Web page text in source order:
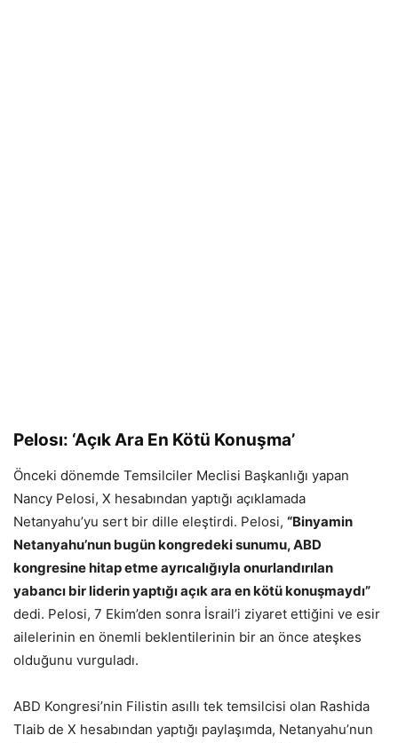
Pelosı: ‘Açık Ara En Kötü Konuşma’
Önceki dönemde Temsilciler Meclisi Başkanlığı yapan
Nancy Pelosi, X hesabından yaptığı açıklamada
Netanyahu’yu sert bir dille eleştirdi. Pelosi, “Binyamin
Netanyahu’nun bugün kongredeki sunumu, ABD
kongresine hitap etme ayrıcalığıyla onurlandırılan
yabancı bir liderin yaptığı açık ara en kötü konuşmaydı”
dedi. Pelosi, 7 Ekim’den sonra İsrail’i ziyaret ettiğini ve esir
ailelerinin en önemli beklentilerinin bir an önce ateşkes
olduğunu vurguladı.
ABD Kongresi’nin Filistin asıllı tek temsilcisi olan Rashida
Tlaib de X hesabından yaptığı paylaşımda, Netanyahu’nun